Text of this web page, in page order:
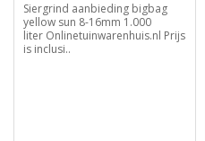
Siergrind aanbieding bigbag
yellow sun 8-16mm 1.000
liter Onlinetuinwarenhuis.nl Prijs
is inclusi..